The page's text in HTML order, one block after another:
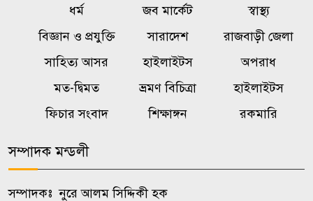
জাবিতে প্রকাশ্যে ঘুরছেন জুলাই
হামলায় বহিষ্কৃত ছাত্রলীগকর্মী,
দেওয়ার অভিযোগ
রাজবাড়ীতে গাভী পালন বিষয়ক
পাংশায় জুলাই যোদ্ধাদের সংবর্ধনা ও
দোয়া মাহফিল
ধর্ম
জব মার্কেট
স্বাস্থ্য
বিজ্ঞান ও প্রযুক্তি
সারাদেশ
রাজবাড়ী জেলা
সাহিত্য আসর
হাইলাইটস
অপরাধ
মত-দ্বিমত
ভ্রমণ বিচিত্রা
হাইলাইটস
ফিচার সংবাদ
শিক্ষাঙ্গন রকমারি
সম্পাদক মন্ডলী
সম্পাদকঃ নুরে আলম সিদ্দিকী হক